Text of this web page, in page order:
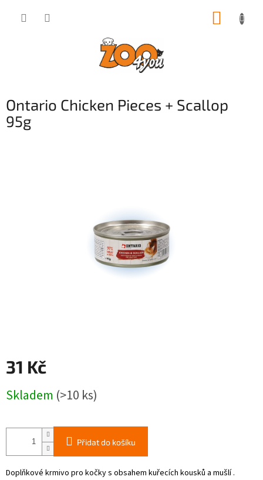
Ontario Chicken Pieces + Scallop
95g
31 Kč
cena:
Skladem (>10 ks)
Přidat do košíku
Doplňkové krmivo pro kočky s obsahem kuřecích kousků a mušlí .